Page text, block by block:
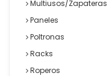
Multiusos/Zapateras
Paneles
Poltronas
Racks
Roperos